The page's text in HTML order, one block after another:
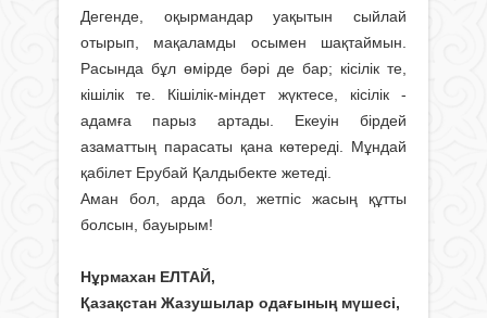
Дегенде, оқырмандар уақытын сыйлай
отырып, мақаламды осымен шақтаймын.
Расында бұл өмірде бәрі де бар; кісілік те,
кішілік те. Кішілік-міндет жүктесе, кісілік -
адамға парыз артады. Екеуін бірдей
азаматтың парасаты қана көтереді. Мұндай
қабілет Ерубай Қалдыбекте жетеді.
Аман бол, арда бол, жетпіс жасың құтты
болсын, бауырым!
Нұрмахан ЕЛТАЙ,
Қазақстан Жазушылар одағының мүшесі,